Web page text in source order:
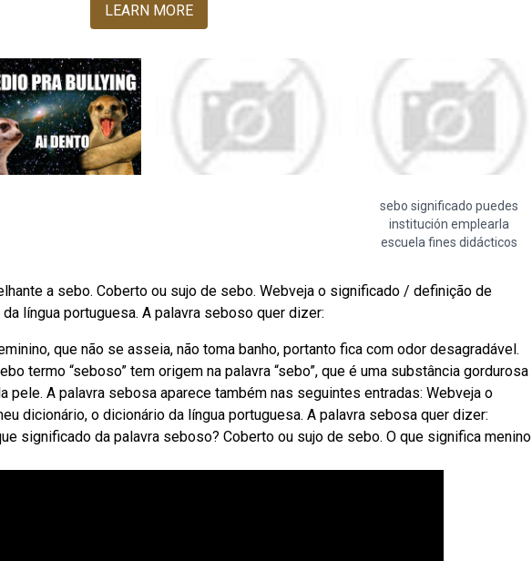
LEARN MORE
sebo significado puedes
institución emplearla
escuela fines didácticos
a sebo. Coberto ou sujo de sebo. Webveja o significado / definição de
língua portuguesa. A palavra seboso quer dizer:
que não se asseia, não toma banho, portanto fica com odor desagradável.
termo “seboso” tem origem na palavra “sebo”, que é uma substância gordurosa
pele. A palavra sebosa aparece também nas seguintes entradas: Webveja o
dicionário, o dicionário da língua portuguesa. A palavra sebosa quer dizer:
significado da palavra seboso? Coberto ou sujo de sebo. O que significa menino